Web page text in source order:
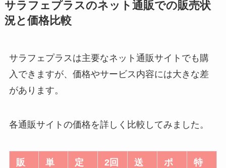
サラフェプラスのネット通販での販売状
況と価格比較
サラフェプラスは主要なネット通販サイトでも購
入できますが、価格やサービス内容には大きな差
があります。
各通販サイトの価格を詳しく比較してみました。
販
単
定
2回
送
ポ
特